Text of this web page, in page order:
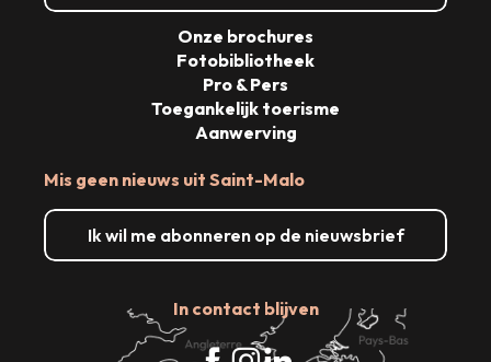
Mis geen nieuws uit Saint-Malo
Ik wil me abonneren op de nieuwsbrief
In contact blijven
Onze brochures
Fotobibliotheek
Pro & Pers
Toegankelijk toerisme
Aanwerving